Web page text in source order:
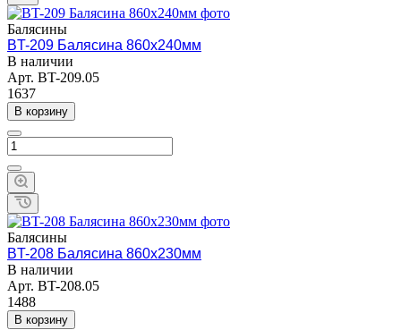
Балясины
BT-209 Балясина 860х240мм
В наличии
Арт. BT-209.05
1637
В корзину
Балясины
BT-208 Балясина 860х230мм
В наличии
Арт. BT-208.05
1488
В корзину